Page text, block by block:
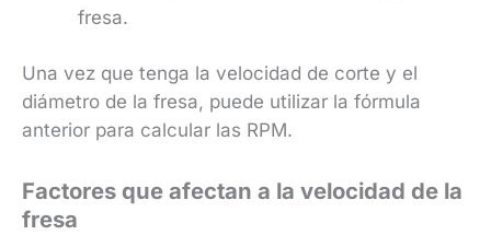
fresa.
Una vez que tenga la velocidad de corte y el
diámetro de la fresa, puede utilizar la fórmula
anterior para calcular las RPM.
Factores que afectan a la velocidad de la
fresa